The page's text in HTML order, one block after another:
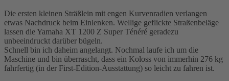
Die ersten kleinen Sträßlein mit engen Kurvenradien verlangen
etwas Nachdruck beim Einlenken. Wellige geflickte Straßenbeläge
lassen die Yamaha XT 1200 Z Super Ténéré geradezu
unbeeindruckt darüber bügeln.
Schnell bin ich daheim angelangt. Nochmal laufe ich um die
Maschine und bin überrascht, dass ein Koloss von immerhin 276 kg
fahrfertig (in der First-Edition-Ausstattung) so leicht zu fahren ist.